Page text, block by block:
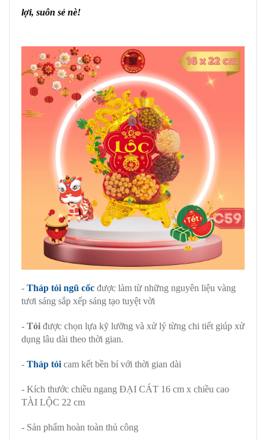
lợi, suôn sẻ nè!
- Tháp tỏi ngũ cốc được làm từ những nguyên liệu vàng
tươi sáng sắp xếp sáng tạo tuyệt vời
- Tỏi được chọn lựa kỹ lưỡng và xử lý từng chi tiết giúp xử
dụng lâu dài theo thời gian.
- Tháp tỏi cam kết bền bỉ với thời gian dài
- Kích thước chiều ngang ĐẠI CÁT 16 cm x chiều cao
TÀI LỘC 22 cm
- Sản phẩm hoàn toàn thủ công